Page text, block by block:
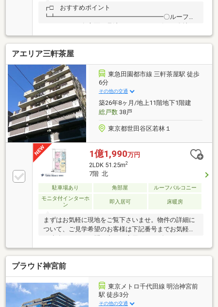
┏□ おすすめポイント
┗┻━━━━━━━━━━━━━━━━━〇ルーフバ
1階にトランクルーム有（使用料無償）〇エントラン
スは、ハンズフリーキーによるノンタッチ開錠〇ゴミ
置き場は24時間ゴミ出し可┏□2020年6月リフォーム履
歴有┗┻━━━━━━━━━━━━━━━━━〇シス
テムキッチン交換（水栓一体型浄水器・食洗器付）〇
ユニットバス交換（1616サイズ、追焚き機能、浴室乾
燥機付）〇トイレ交換（ウォシュレット付）〇洗面化
粧台、洗濯防水パン交換〇LD部分に床暖房設置〇壁
紙・フローリング・給湯器・照明・建具・下駄箱交換
アエリア三軒茶屋
東急田園都市線 三軒茶屋駅 徒歩
6分
その他の交通
築26年8ヶ月/地上11階地下1階建
総戸数38戸
東京都世田谷区若林１
1億1,990万円
2LDK 51.25m2
7階 北
駐車場あり 角部屋
ルーフバルコニー
モニタ付インターホ
ン
即入居可 床暖房
まずはお気軽に現地をご覧下さいませ。物件の詳細に
ついて、ご見学希望のお客様は下記番号までお気軽に
【0120-104-124】
プラウド神宮前
東京メトロ千代田線 明治神宮前
駅 徒歩3分
その他の交通